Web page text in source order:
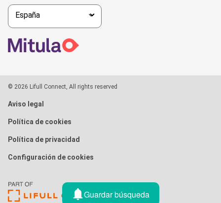
Guardar búsqueda
© 2026 Lifull Connect, All rights reserved
Aviso legal
Política de cookies
Política de privacidad
Configuración de cookies